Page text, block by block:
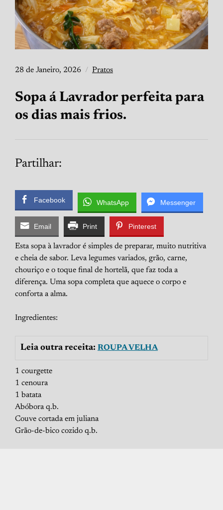
28 de Janeiro, 2026 Pratos
Sopa á Lavrador perfeita para
os dias mais frios.
Partilhar:
Facebook WhatsApp Messenger
Email Print Pinterest
Esta sopa à lavrador é simples de preparar, muito nutritiva
e cheia de sabor. Leva legumes variados, grão, carne,
chouriço e o toque final de hortelã, que faz toda a
diferença. Uma sopa completa que aquece o corpo e
conforta a alma.
Ingredientes:
Leia outra receita: ROUPA VELHA
1 courgette
1 cenoura
1 batata
Abóbora q.b.
Couve cortada em juliana
Grão-de-bico cozido q.b.